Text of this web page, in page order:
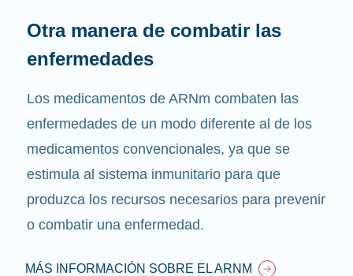
Otra manera de combatir las
enfermedades
Los medicamentos de ARNm combaten las
enfermedades de un modo diferente al de los
medicamentos convencionales, ya que se
estimula al sistema inmunitario para que
produzca los recursos necesarios para prevenir
o combatir una enfermedad.
MÁS INFORMACIÓN SOBRE EL ARNM